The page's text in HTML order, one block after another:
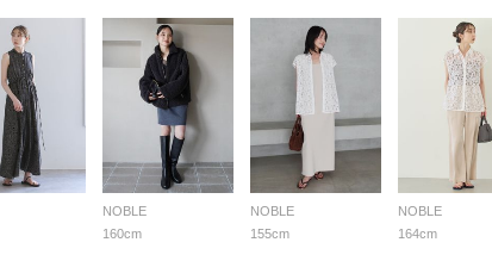
NOBLE
160cm
NOBLE
155cm
NOBLE
164cm